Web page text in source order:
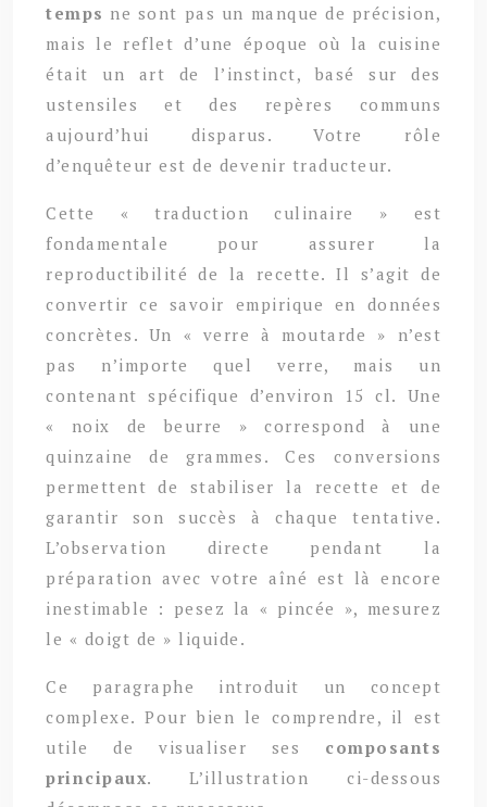
temps ne sont pas un manque de précision,
mais le reflet d’une époque où la cuisine
était un art de l’instinct, basé sur des
ustensiles et des repères communs
aujourd’hui disparus. Votre rôle
d’enquêteur est de devenir traducteur.
Cette « traduction culinaire » est
fondamentale pour assurer la
reproductibilité de la recette. Il s’agit de
convertir ce savoir empirique en données
concrètes. Un « verre à moutarde » n’est
pas n’importe quel verre, mais un
contenant spécifique d’environ 15 cl. Une
« noix de beurre » correspond à une
quinzaine de grammes. Ces conversions
permettent de stabiliser la recette et de
garantir son succès à chaque tentative.
L’observation directe pendant la
préparation avec votre aîné est là encore
inestimable : pesez la « pincée », mesurez
le « doigt de » liquide.
Ce paragraphe introduit un concept
complexe. Pour bien le comprendre, il est
utile de visualiser ses composants
principaux. L’illustration ci-dessous